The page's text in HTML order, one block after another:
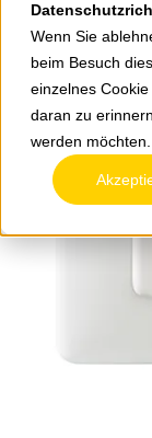
Wenn Sie
beim Besuch
einzelnes
daran zu
werden möchten.